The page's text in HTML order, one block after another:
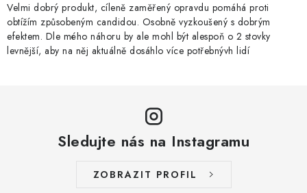
Velmi dobrý produkt, cíleně zaměřený opravdu pomáhá proti
obtížím způsobeným candidou. Osobně vyzkoušený s dobrým
efektem. Dle mého náhoru by ale mohl být alespoň o 2 stovky
levnější, aby na něj aktuálně dosáhlo více potřebnývh lidí
Sledujte nás na Instagramu
ZOBRAZIT PROFIL